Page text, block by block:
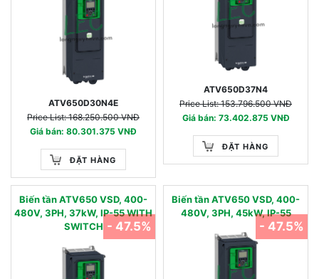
ATV650D30N4E
Price List: 168.250.500 VNĐ
Giá bán: 80.301.375 VNĐ
ĐẶT HÀNG
ATV650D37N4
Price List: 153.796.500 VNĐ
Giá bán: 73.402.875 VNĐ
ĐẶT HÀNG
Biến tần ATV650 VSD, 400-
480V, 3PH, 37kW, IP-55 WITH
SWITCH - 47.5%
Biến tần ATV650 VSD, 400-
480V, 3PH, 45kW, IP-55
- 47.5%